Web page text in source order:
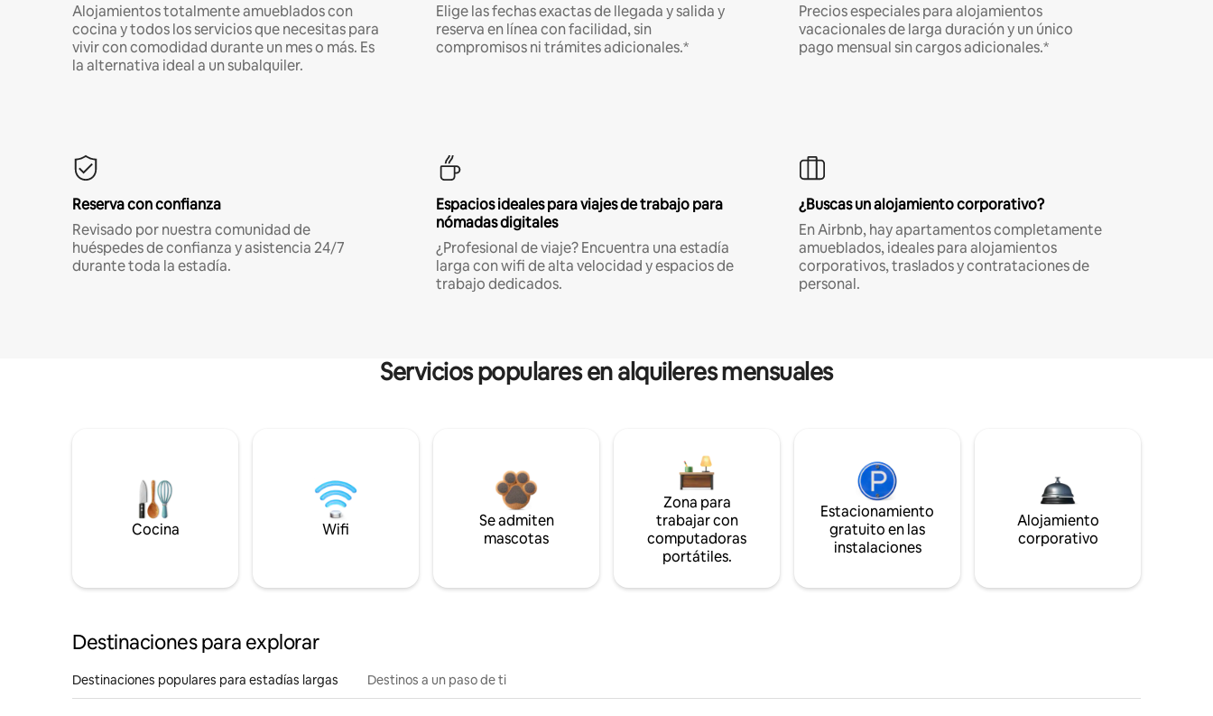
Alojamientos totalmente amueblados con
cocina y todos los servicios que necesitas para
vivir con comodidad durante un mes o más. Es
la alternativa ideal a un subalquiler.
Elige las fechas exactas de llegada y salida y
reserva en línea con facilidad, sin
compromisos ni trámites adicionales.*
Precios especiales para alojamientos
vacacionales de larga duración y un único
pago mensual sin cargos adicionales.*
Reserva con confianza
Revisado por nuestra comunidad de
huéspedes de confianza y asistencia 24/7
durante toda la estadía.
Espacios ideales para viajes de trabajo para
nómadas digitales
¿Profesional de viaje? Encuentra una estadía
larga con wifi de alta velocidad y espacios de
trabajo dedicados.
¿Buscas un alojamiento corporativo?
En Airbnb, hay apartamentos completamente
amueblados, ideales para alojamientos
corporativos, traslados y contrataciones de
personal.
Servicios populares en alquileres mensuales
Cocina Wifi
Se admiten
mascotas
Zona para
trabajar con
computadoras
portátiles.
Estacionamiento
gratuito en las
instalaciones
Alojamiento
corporativo
Destinaciones para explorar
Destinaciones populares para estadías largas Destinos a un paso de ti